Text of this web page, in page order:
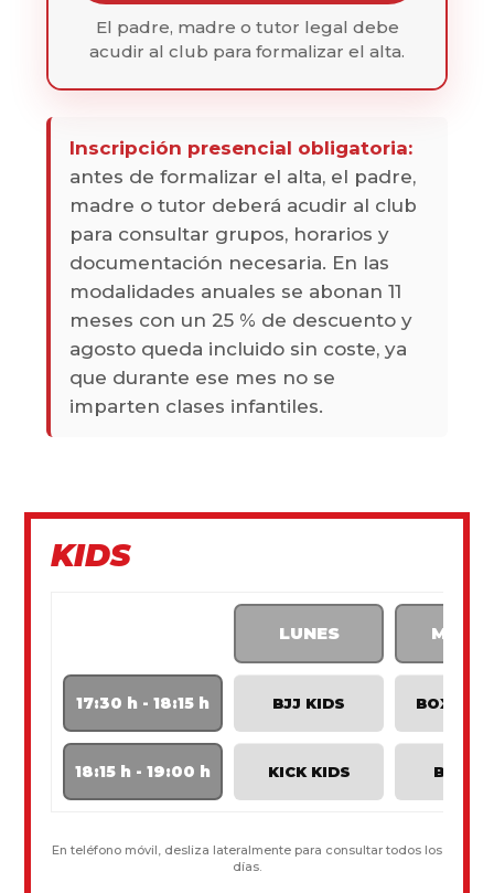
El padre, madre o tutor legal debe
acudir al club para formalizar el alta.
Inscripción presencial obligatoria:
antes de formalizar el alta, el padre,
madre o tutor deberá acudir al club
para consultar grupos, horarios y
documentación necesaria. En las
modalidades anuales se abonan 11
meses con un 25 % de descuento y
agosto queda incluido sin coste, ya
que durante ese mes no se
imparten clases infantiles.
KIDS
LUNES
17:30 h - 18:15 h BJJ KIDS BOXING
18:15 h - 19:00 h KICK KIDS BJJ
En teléfono móvil, desliza lateralmente para consultar todos los
días.